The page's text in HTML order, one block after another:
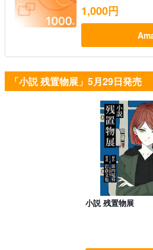
1,000円
「小説 残置物展」5月29日発売
小説 残置物展